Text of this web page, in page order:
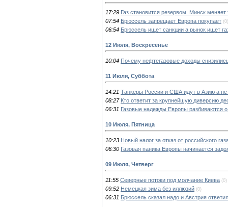
17:29 Газ становится резервом. Минск
07:54 Брюссель запрещает Европа покупает (0)
06:54 Брюссель ищет санкции а рынок ищет
12 Июля, Воскресенье
10:04 Почему нефтегазовые доходы
11 Июля, Суббота
14:21 Танкеры России и США идут в Азию а не
08:27 Кто ответит за крупнейшую диверсию
06:31 Газовые надежды Европы разбиваются
10 Июля, Пятница
10:23 Новый налог за отказ от российского
06:30 Газовая паника Европы начинается
09 Июля, Четверг
11:55 Северные потоки под молчание Киева (0)
09:52 Немецкая зима без иллюзий (0)
06:31 Брюссель сказал надо и Австрия